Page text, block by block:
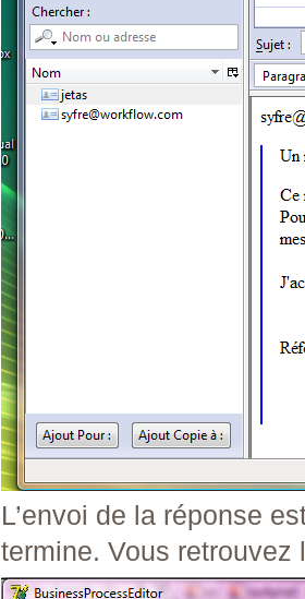
L’envoi de la réponse
termine. Vous